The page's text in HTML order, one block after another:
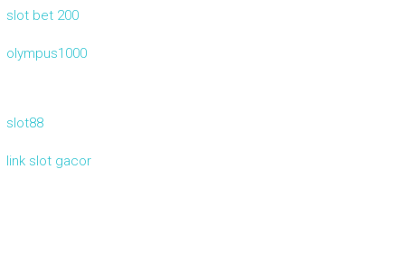
slot bet 200
olympus1000
slot88
link slot gacor